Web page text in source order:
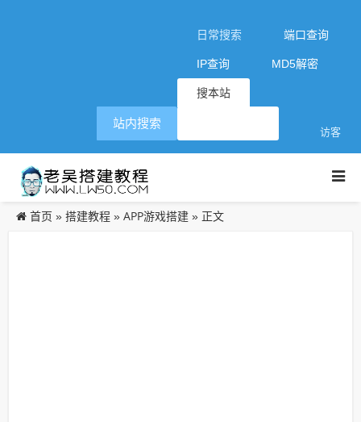
日常搜索 端口查询
IP查询 MD5解密
搜本站
访客
站内搜索
首页 » 搭建教程 » APP游戏搭建 » 正文